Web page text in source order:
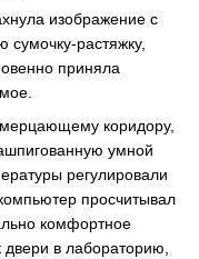
изображение с
сумочку-растяжку,
приняла
коридору,
умной
регулировали
просчитывал
комфортное
в лабораторию,